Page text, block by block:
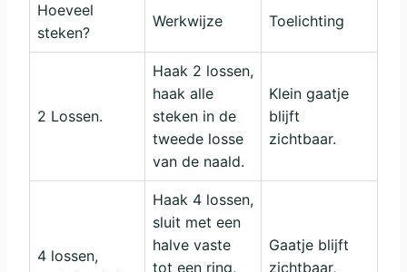
Hoeveel
steken?
Werkwijze Toelichting
2 Lossen.
Haak 2 lossen,
haak alle
steken in de
tweede losse
van de naald.
Klein gaatje
blijft
zichtbaar.
4 lossen,
Haak 4 lossen,
sluit met een
halve vaste
tot een ring,
Gaatje blijft
zichtbaar,